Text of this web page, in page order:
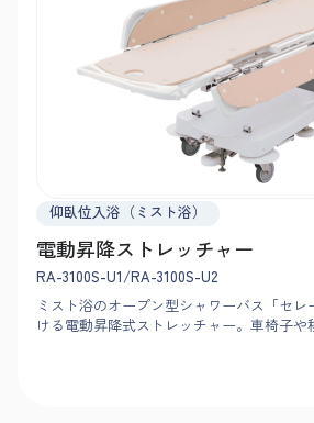
仰臥位入浴（ミスト浴）
電動昇降ストレッチャー
RA-3100S-U1/RA-3100S-U2
ミスト浴のオープン型シャワーバス「セ
ける電動昇降式ストレッチャー。車椅子や